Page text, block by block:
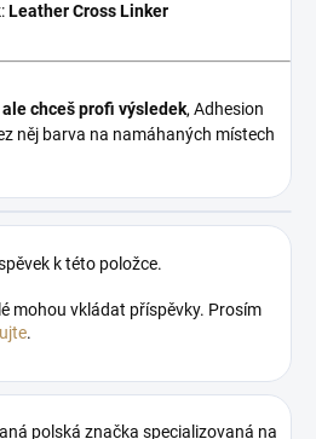
Leather Cross Linker
chceš profi výsledek, Adhesion
něj barva na namáhaných místech
k této položce.
mohou vkládat příspěvky. Prosím
.
polská značka specializovaná na